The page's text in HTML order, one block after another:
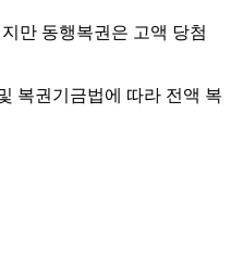
만 동행복권은 고액 당첨
복권기금법에 따라 전액 복